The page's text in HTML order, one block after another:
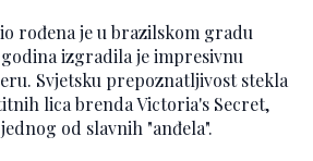
rođena je u brazilskom gradu
izgradila je impresivnu
Svjetsku prepoznatljivost stekla
lica brenda Victoria's Secret,
od slavnih "anđela".